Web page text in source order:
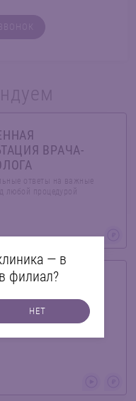
ВРАЧА-
ответы на важные
любой процедурой
ВРАЧА-
и диагностика состояния
— в
филиал?
НЕТ